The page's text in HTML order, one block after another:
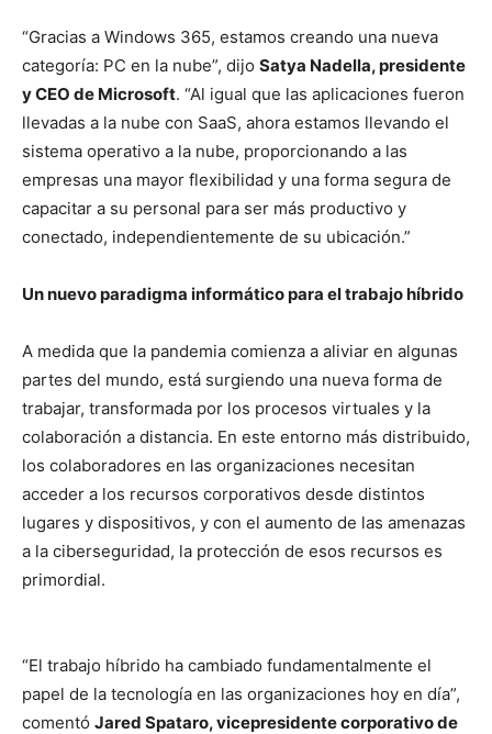
“Gracias a Windows 365, estamos creando una nueva
categoría: PC en la nube”, dijo Satya Nadella, presidente
y CEO de Microsoft. “Al igual que las aplicaciones fueron
llevadas a la nube con SaaS, ahora estamos llevando el
sistema operativo a la nube, proporcionando a las
empresas una mayor flexibilidad y una forma segura de
capacitar a su personal para ser más productivo y
conectado, independientemente de su ubicación.”
Un nuevo paradigma informático para el trabajo híbrido
A medida que la pandemia comienza a aliviar en algunas
partes del mundo, está surgiendo una nueva forma de
trabajar, transformada por los procesos virtuales y la
colaboración a distancia. En este entorno más distribuido,
los colaboradores en las organizaciones necesitan
acceder a los recursos corporativos desde distintos
lugares y dispositivos, y con el aumento de las amenazas
a la ciberseguridad, la protección de esos recursos es
primordial.
“El trabajo híbrido ha cambiado fundamentalmente el
papel de la tecnología en las organizaciones hoy en día”,
comentó Jared Spataro, vicepresidente corporativo de